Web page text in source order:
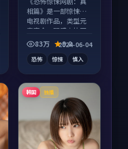
相篇》是一部惊悚向
电视剧作品，类型元
素齐全，观感爽快不
拖沓。
83万 9.8
2024-06-04
恐怖 惊悚 慎入
韩国 独播